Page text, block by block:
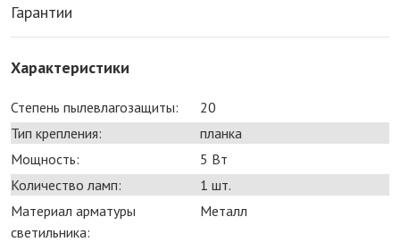
Гарантии
Характеристики
Степень пылевлагозащиты:
20
Тип крепления:
планка
Мощность:
5 Bт
Количество ламп:
1 шт.
Материал арматуры
светильника:
Металл